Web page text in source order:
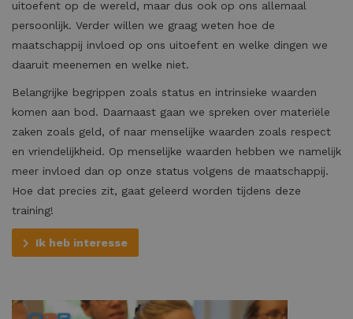
uitoefent op de wereld, maar dus ook op ons allemaal
persoonlijk. Verder willen we graag weten hoe de
maatschappij invloed op ons uitoefent en welke dingen we
daaruit meenemen en welke niet.
Belangrijke begrippen zoals status en intrinsieke waarden
komen aan bod. Daarnaast gaan we spreken over materiële
zaken zoals geld, of naar menselijke waarden zoals respect
en vriendelijkheid. Op menselijke waarden hebben we namelijk
meer invloed dan op onze status volgens de maatschappij.
Hoe dat precies zit, gaat geleerd worden tijdens deze
training!
Ik heb interesse